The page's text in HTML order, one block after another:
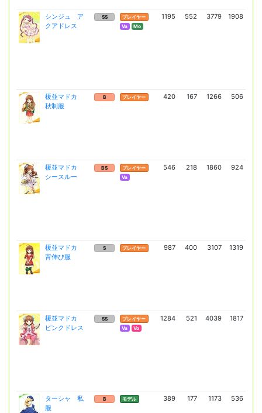
シンジュ ア
クアドレス
SS
プレイヤー
Va
Mo
1195 552 3779 1908
榎並マドカ
秋制服
B プレイヤー 420 167 1266 506
榎並マドカ
シースルー
BS
プレイヤー
Va
546 218 1860 924
榎並マドカ
背伸び服
S プレイヤー 987 400 3107 1319
榎並マドカ
ピンクドレス
SS
プレイヤー
Va
Vo
1284 521 4039 1817
ターシャ 私
服
B モデル 389 177 1173 536